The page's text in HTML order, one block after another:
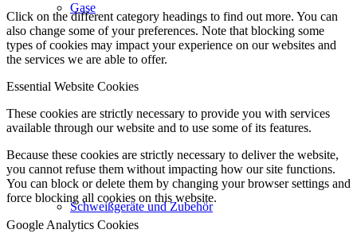
Gase
Schweißgeräte und Zubehör
Click on the different category headings to find out more. You can
also change some of your preferences. Note that blocking some
types of cookies may impact your experience on our websites and
the services we are able to offer.
Essential Website Cookies
These cookies are strictly necessary to provide you with services
available through our website and to use some of its features.
Because these cookies are strictly necessary to deliver the website,
you cannot refuse them without impacting how our site functions.
You can block or delete them by changing your browser settings and
force blocking all cookies on this website.
Google Analytics Cookies